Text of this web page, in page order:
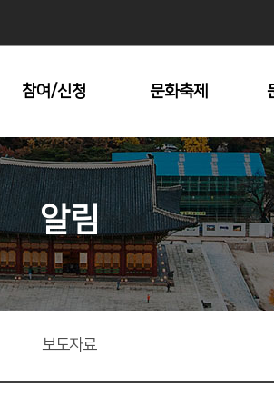
참여/신청
문화원 대관
문화재탐방
지방문화답사
문화축제
남산자락숲길
전시회
명동시낭송콘서트
충무공거북선대축
제
장충단추모제
중구미술협회전
알림
보도자료